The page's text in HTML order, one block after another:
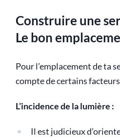
Construire une
Le bon
Pour l’emplacement de ta
compte de certains
L’incidence de la lumière :
Il est judicieux